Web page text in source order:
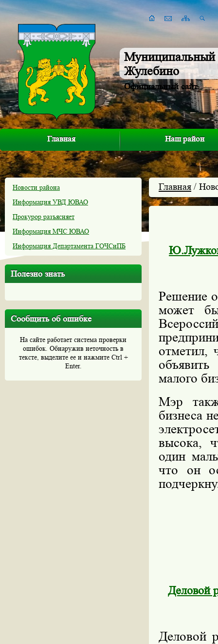
Муниципальный
Жулебино
Официальный сайт
Главная Наш район
Новости района
Информация УВД ЮВАО
Прокурор разъясняет
Информация МЧС ЮВАО
Информация Департамента ГОЧСиПБ
Полезно знать
Сообщить об ошибке
На сайте работает система проверки
ошибок. Обнаружив неточность в
тексте, выделите ее и нажмите Ctrl +
Enter.
Главная /
Решение
может
отметил,
малого
Мэр
бизнеса
высока,
один
что он
Деловой
Деловой